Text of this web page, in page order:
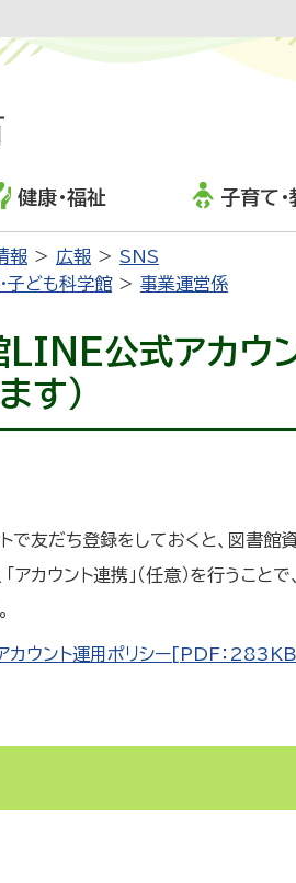
健康・福祉 子育て
報 広報
SNS
子ども科学館 事業運営係
公式アカウ
す）
友だち登録をしておくと、図書館
アカウント連携」（任意）を行うこ
ウント運用ポリシー[PDF：